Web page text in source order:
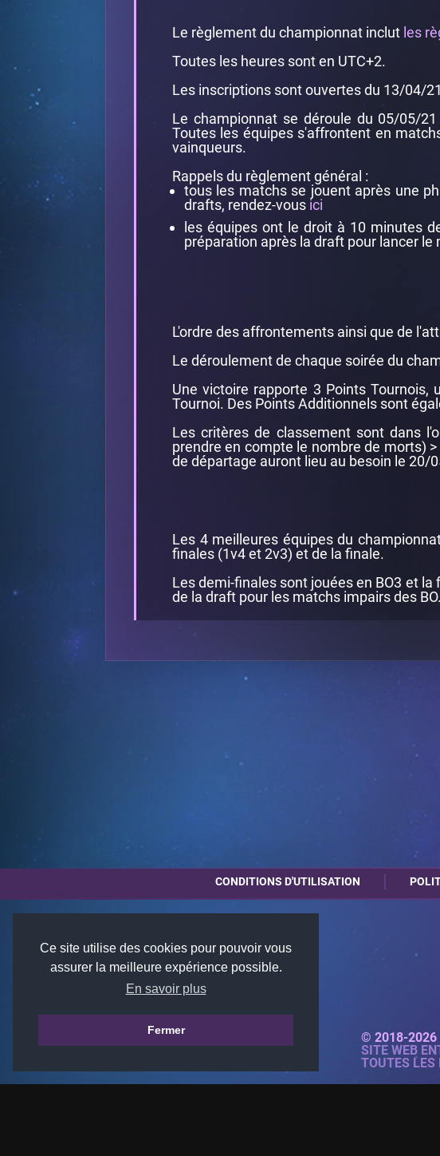
Ce site utilise des cookies pour pouvoir vous
assurer la meilleure expérience possible.
En savoir plus
Fermer
Le règlement du championnat inclut les
Toutes les heures sont en UTC+2.
Les inscriptions sont ouvertes du 13/04/
Le championnat se déroule du 05/05/
Toutes les équipes s'affrontent en
vainqueurs.
Rappels du règlement général :
tous les matchs se jouent après une
drafts, rendez-vous ici
les équipes ont le droit à 10 minutes
préparation après la draft pour lancer
L'ordre des affrontements ainsi que de
Le déroulement de chaque soirée du
Une victoire rapporte 3 Points
Tournoi. Des Points Additionnels sont
Les critères de classement sont dans
prendre en compte le nombre de morts)
de départage auront lieu au besoin le 20/
Les 4 meilleures équipes du
finales (1v4 et 2v3) et de la finale.
Les demi-finales sont jouées en BO3 et la
de la draft pour les matchs impairs des BO.
CONDITIONS D'UTILISATION
© 2018-2026
SITE WEB
TOUTES